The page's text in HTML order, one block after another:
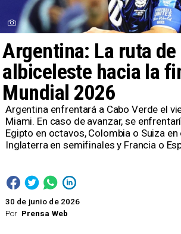
Por Prensa Web
Argentina: La ruta de
albiceleste hacia la
Mundial 2026
30 de junio de 2026
Argentina enfrentará a Cabo Verde el
Miami. En caso de avanzar, se
Egipto en octavos, Colombia o Suiza
Inglaterra en semifinales y Francia o